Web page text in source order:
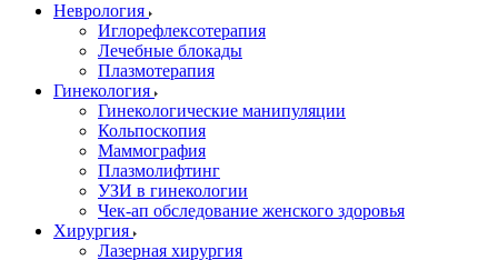
Неврология
Иглорефлексотерапия
Лечебные блокады
Плазмотерапия
Гинекология
Гинекологические манипуляции
Кольпоскопия
Маммография
Плазмолифтинг
УЗИ в гинекологии
Чек-ап обследование женского здоровья
Хирургия
Лазерная хирургия